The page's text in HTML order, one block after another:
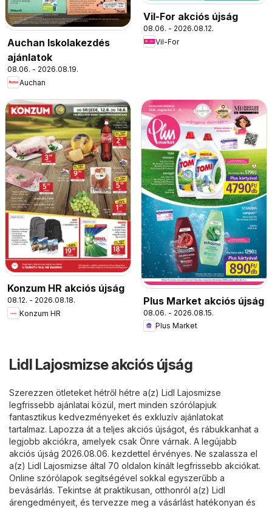
Auchan Iskolakezdés
ajánlatok
08.06. - 2026.08.19.
Auchan
Vil-For akciós újság
08.06. - 2026.08.12.
Vil-For
Konzum HR akciós újság
08.12. - 2026.08.18.
Konzum HR
Plus Market akciós újság
08.06. - 2026.08.15.
Plus Market
Lidl Lajosmizse akciós újság
Szerezzen ötleteket hétről hétre a(z) Lidl Lajosmizse
legfrissebb ajánlatai közül, mert minden szórólapjuk
fantasztikus kedvezményeket és exkluzív ajánlatokat
tartalmaz. Lapozza át a teljes akciós újságot, és rábukkanhat a
legjobb akciókra, amelyek csak Önre várnak. A legújabb
akciós újság 2026.08.06. kezdettel érvényes. Ne szalassza el
a(z) Lidl Lajosmizse által 70 oldalon kínált legfrissebb akciókat.
Online szórólapok segítségével sokkal egyszerűbb a
bevásárlás. Tekintse át praktikusan, otthonról a(z) Lidl
árengedményeit, és tervezze meg a vásárlást hatékonyan és